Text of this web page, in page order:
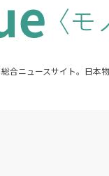
合ニュースサイト。日本